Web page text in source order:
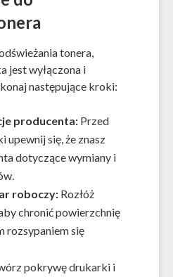
tonera,
jest wyłączona i
następujące kroki:
producenta: Przed
się, że znasz
dotyczące wymiany i
roboczy: Rozłóż
chronić powierzchnię
rozsypaniem się
pokrywę drukarki i